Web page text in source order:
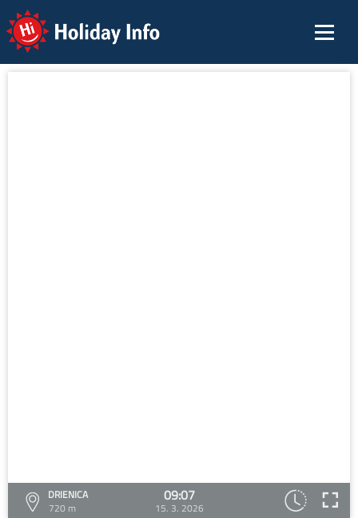
Holiday Info
DRIENICA
720 m
09:07
15. 3. 2026